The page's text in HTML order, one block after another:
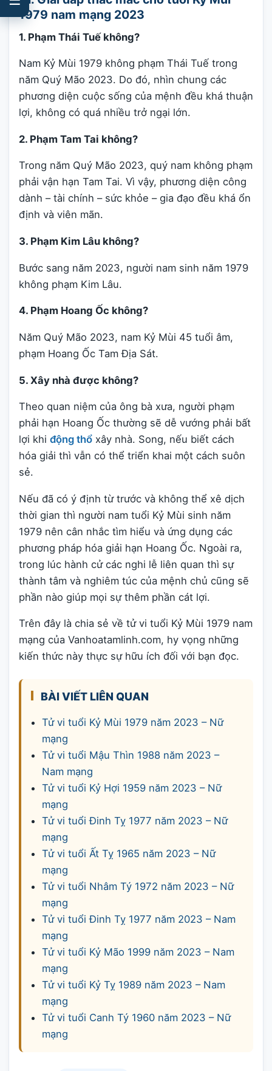
1979 nam mạng 2023
1. Phạm Thái Tuế không?
Nam Kỷ Mùi 1979 không phạm Thái Tuế trong
năm Quý Mão 2023. Do đó, nhìn chung các
phương diện cuộc sống của mệnh đều khá thuận
lợi, không có quá nhiều trở ngại lớn.
2. Phạm Tam Tai không?
Trong năm Quý Mão 2023, quý nam không phạm
phải vận hạn Tam Tai. Vì vậy, phương diện công
dành – tài chính – sức khỏe – gia đạo đều khá ổn
định và viên mãn.
3. Phạm Kim Lâu không?
Bước sang năm 2023, người nam sinh năm 1979
không phạm Kim Lâu.
4. Phạm Hoang Ốc không?
Năm Quý Mão 2023, nam Kỷ Mùi 45 tuổi âm,
phạm Hoang Ốc Tam Địa Sát.
5. Xây nhà được không?
Theo quan niệm của ông bà xưa, người phạm
phải hạn Hoang Ốc thường sẽ dễ vướng phải bất
lợi khi động thổ xây nhà. Song, nếu biết cách
hóa giải thì vẫn có thể triển khai một cách suôn
sẻ.
Nếu đã có ý định từ trước và không thể xê dịch
thời gian thì người nam tuổi Kỷ Mùi sinh năm
1979 nên cân nhắc tìm hiểu và ứng dụng các
phương pháp hóa giải hạn Hoang Ốc. Ngoài ra,
trong lúc hành cử các nghi lễ liên quan thì sự
thành tâm và nghiêm túc của mệnh chủ cũng sẽ
phần nào giúp mọi sự thêm phần cát lợi.
Trên đây là chia sẻ về tử vi tuổi Kỷ Mùi 1979 nam
mạng của Vanhoatamlinh.com, hy vọng những
kiến thức này thực sự hữu ích đối với bạn đọc.
BÀI VIẾT LIÊN QUAN
Tử vi tuổi Kỷ Mùi 1979 năm 2023 – Nữ
mạng
Tử vi tuổi Mậu Thìn 1988 năm 2023 –
Nam mạng
Tử vi tuổi Kỷ Hợi 1959 năm 2023 – Nữ
mạng
Tử vi tuổi Đinh Tỵ 1977 năm 2023 – Nữ
mạng
Tử vi tuổi Ất Tỵ 1965 năm 2023 – Nữ
mạng
Tử vi tuổi Nhâm Tý 1972 năm 2023 – Nữ
mạng
Tử vi tuổi Đinh Tỵ 1977 năm 2023 – Nam
mạng
Tử vi tuổi Kỷ Mão 1999 năm 2023 – Nam
mạng
Tử vi tuổi Kỷ Tỵ 1989 năm 2023 – Nam
mạng
Tử vi tuổi Canh Tý 1960 năm 2023 – Nữ
mạng